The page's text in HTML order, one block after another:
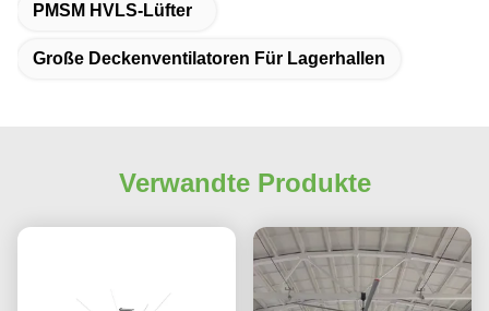
PMSM HVLS-Lüfter
Große Deckenventilatoren Für Lagerhallen
Verwandte Produkte